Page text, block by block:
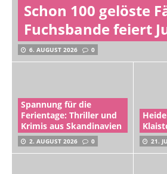
Schon 100 gelöste
Fuchsbande feiert
6. AUGUST 2026 0
Spannung für die
Ferientage: Thriller und
Krimis aus Skandinavien
2. AUGUST 2026 0 21.